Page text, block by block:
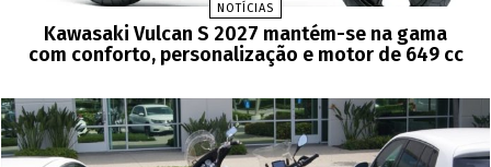
NOTÍCIAS
Kawasaki Vulcan S 2027 mantém-se na gama
com conforto, personalização e motor de 649 cc